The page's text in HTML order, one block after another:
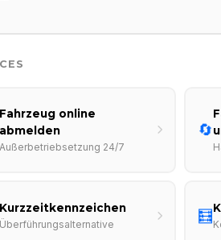
online
24/7
🔄
🧮